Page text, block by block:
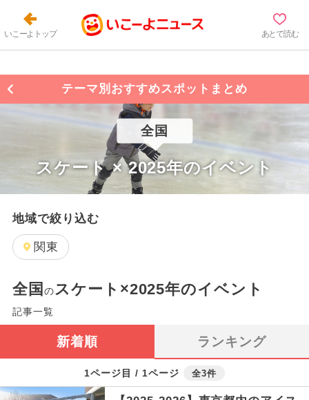
いこーよトップ あとで読む
テーマ別おすすめスポットまとめ
全国
スケート × 2025年のイベント
地域で絞り込む
関東
全国 のスケート×2025年のイベント
記事一覧
新着順 ランキング
1ページ目 / 1ページ 全3件